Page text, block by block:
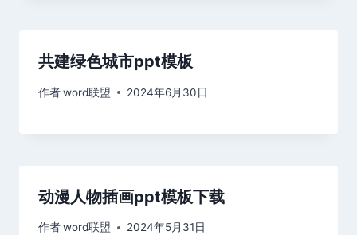
共建绿色城市ppt模板
作者word联盟 2024年6月30日
动漫人物插画ppt模板下载
作者word联盟 2024年5月31日